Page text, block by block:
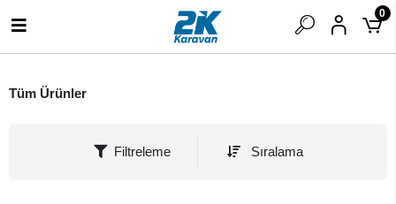
0
Tüm Ürünler
Filtreleme Sıralama